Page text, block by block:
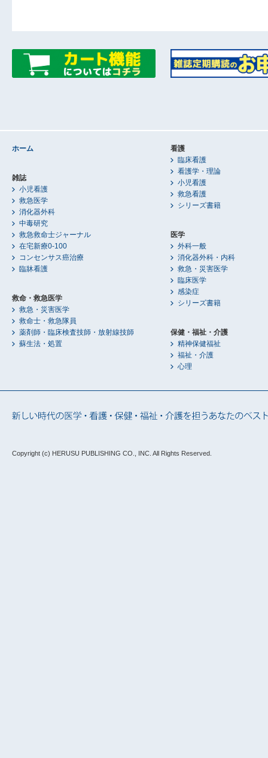
ホーム
雑誌
小児看護
救急医学
消化器外科
中毒研究
救急救命士ジャーナル
在宅新療0-100
コンセンサス癌治療
臨牀看護
救命・救急医学
救急・災害医学
救命士・救急隊員
薬剤師・臨床検査技師・放射線技師
蘇生法・処置
看護
臨床看護
看護学・理論
小児看護
救急看護
シリーズ書籍
医学
外科一般
消化器外科・内科
救急・災害医学
臨床医学
感染症
シリーズ書籍
保健・福祉・介護
精神保健福祉
福祉・介護
心理
Copyright (c) HERUSU PUBLISHING CO., INC. All Rights Reserved.